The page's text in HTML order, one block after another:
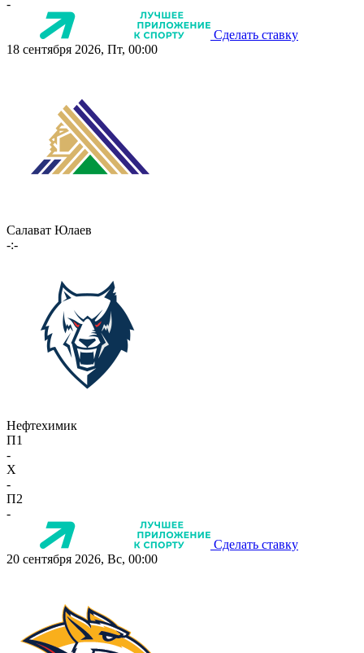
-
Сделать ставку
18 сентября 2026, Пт, 00:00
Салават Юлаев
-:-
Нефтехимик
П1
-
X
-
П2
-
Сделать ставку
20 сентября 2026, Вс, 00:00